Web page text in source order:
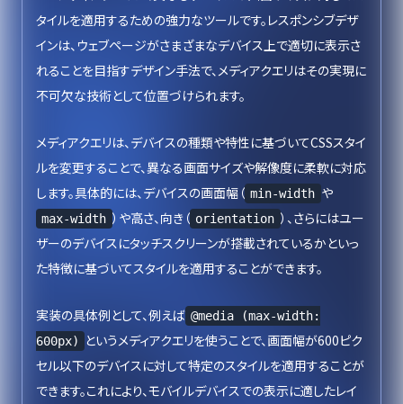
タイルを適用するための強力なツールです。レスポンシブデザ
インは、ウェブページがさまざまなデバイス上で適切に表示さ
れることを目指すデザイン手法で、メディアクエリはその実現に
不可欠な技術として位置づけられます。
メディアクエリは、デバイスの種類や特性に基づいてCSSスタイ
ルを変更することで、異なる画面サイズや解像度に柔軟に対応
します。具体的には、デバイスの画面幅（ min-width や
max-width ）や高さ、向き（ orientation ）、さらにはユー
ザーのデバイスにタッチスクリーンが搭載されているかといっ
た特徴に基づいてスタイルを適用することができます。
実装の具体例として、例えば @media (max-width:
600px)
というメディアクエリを使うことで、画面幅が600ピク
セル以下のデバイスに対して特定のスタイルを適用することが
できます。これにより、モバイルデバイスでの表示に適したレイ